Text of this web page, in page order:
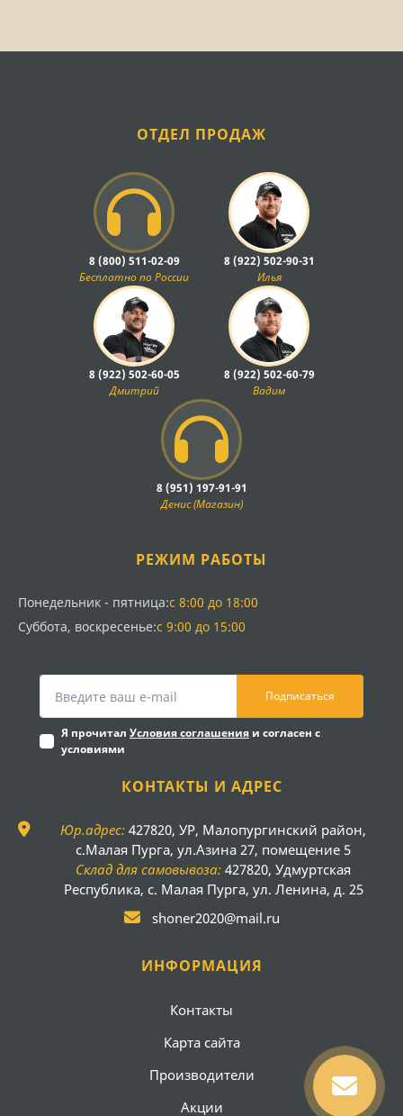
ОТДЕЛ ПРОДАЖ
8 (800) 511-02-09
Бесплатно по России
8 (922) 502-90-31
Илья
8 (922) 502-60-05
Дмитрий
8 (922) 502-60-79
Вадим
8 (951) 197-91-91
Денис (Магазин)
РЕЖИМ РАБОТЫ
Понедельник - пятница:с 8:00 до 18:00
Суббота, воскресенье:с 9:00 до 15:00
Подписаться
Я прочитал Условия соглашения и согласен с
условиями
КОНТАКТЫ И АДРЕС
Юр.адрес: 427820, УР, Малопургинский район,
с.Малая Пурга, ул.Азина 27, помещение 5
Склад для самовывоза: 427820, Удмуртская
Республика, с. Малая Пурга, ул. Ленина, д. 25
shoner2020@mail.ru
ИНФОРМАЦИЯ
Контакты
Карта сайта
Производители
Акции